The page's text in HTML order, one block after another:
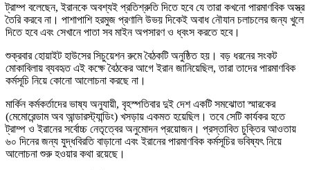
ট্রাম্প বলেছেন, ইরানকে অবশ্যই প্রতিশ্রুতি দিতে হবে যে তারা কখনো পারমাণবিক অস্ত্র
তৈরি করবে না। পাশাপাশি হরমুজ প্রণালি উভয় দিকেই অবাধ নৌযান চলাচলের জন্য খুলে
দিতে হবে এবং সেখানে পাতা সব মাইন অপসারণ ও ধ্বংস করতে হবে।
শুক্রবার হোয়াইট হাউসের সিচুয়েশন রুমে বৈঠকটি অনুষ্ঠিত হয়। বড় ধরনের সংকট
মোকাবিলায় ব্যবহৃত এই কক্ষে বৈঠকের আগে ইরান জানিয়েছিল, তারা তাদের পারমাণবিক
কর্মসূচি নিয়ে কোনো আলোচনা করছে না।
মার্কিন কর্মকর্তাদের ভাষ্য অনুযায়ী, বৃহস্পতিবার দুই দেশ একটি সমঝোতা স্মারকের
(মেমোরেন্ডাম অব আন্ডারস্ট্যান্ডিং) খসড়ায় একমত হয়েছিল। তবে সেটি কার্যকর হতে
ট্রাম্প ও ইরানের সর্বোচ্চ নেতৃত্বের অনুমোদন প্রয়োজন। প্রস্তাবিত চুক্তির আওতায়
৬০ দিনের জন্য যুদ্ধবিরতি বাড়ানো এবং ইরানের পারমাণবিক কর্মসূচির ভবিষ্যৎ নিয়ে
আলোচনা শুরু হওয়ার কথা রয়েছে।